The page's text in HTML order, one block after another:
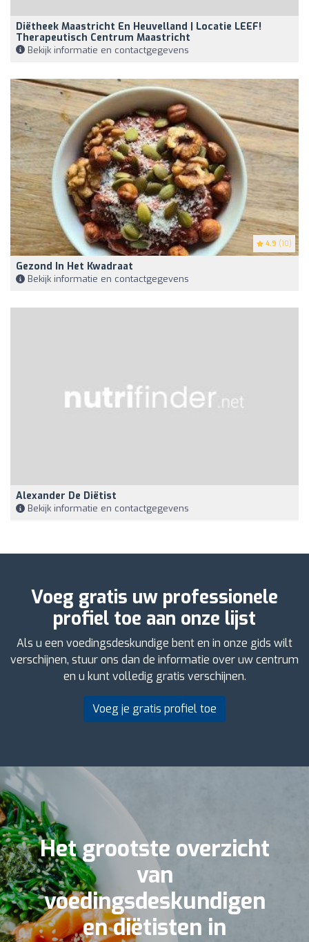
Diëtheek Maastricht En Heuvelland | Locatie LEEF!
Therapeutisch Centrum Maastricht
Bekijk informatie en contactgegevens
4.9 (10)
Gezond In Het Kwadraat
Bekijk informatie en contactgegevens
Alexander De Diëtist
Bekijk informatie en contactgegevens
Voeg gratis uw professionele
profiel toe aan onze lijst
Als u een voedingsdeskundige bent en in onze gids wilt
verschijnen, stuur ons dan de informatie over uw centrum
en u kunt volledig gratis verschijnen.
Voeg je gratis profiel toe
Het grootste overzicht
van
voedingsdeskundigen
en diëtisten in